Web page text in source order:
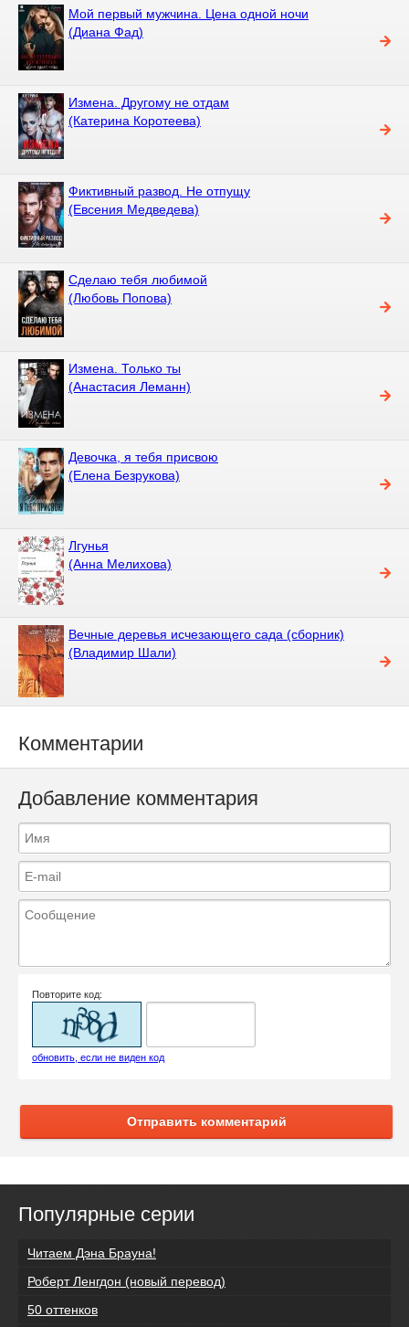
Мой первый мужчина. Цена одной ночи
(Диана Фад)
Измена. Другому не отдам
(Катерина Коротеева)
Фиктивный развод. Не отпущу
(Евсения Медведева)
Сделаю тебя любимой
(Любовь Попова)
Измена. Только ты
(Анастасия Леманн)
Девочка, я тебя присвою
(Елена Безрукова)
Лгунья
(Анна Мелихова)
Вечные деревья исчезающего сада (сборник)
(Владимир Шали)
Комментарии
Добавление комментария
Повторите код:
обновить, если не виден код
Отправить комментарий
Популярные серии
Читаем Дэна Брауна!
Роберт Ленгдон (новый перевод)
50 оттенков